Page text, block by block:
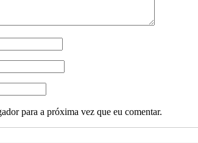
para a próxima vez que eu comentar.